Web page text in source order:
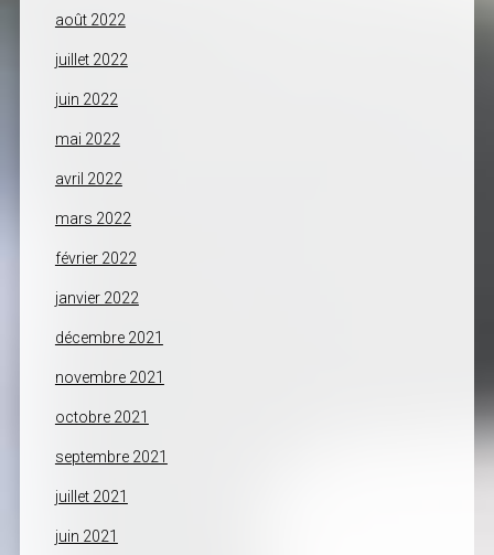
août 2022
juillet 2022
juin 2022
mai 2022
avril 2022
mars 2022
février 2022
janvier 2022
décembre 2021
novembre 2021
octobre 2021
septembre 2021
juillet 2021
juin 2021